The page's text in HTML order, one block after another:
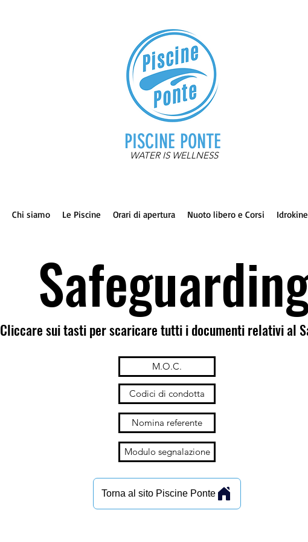
PISCINE PONTE
WATER IS WELLNESS
Chi siamo Le Piscine Orari di apertura Nuoto libero e Corsi
Cliccare sui tasti per scaricare tutti i documenti relativi al
M.O.C.
Codici di condotta
Nomina referente
Modulo segnalazione
Torna al sito Piscine Ponte